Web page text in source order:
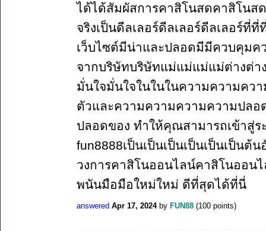
ได้ได้สัมผัสการคาสิโนสดคาสิโนส
จริงเป็นดีลเลอร์ดีลเลอร์ดีลเลอร์ที่
เว็บไซต์มีน่าและปลอดมีมีควบคุมค
จากบริษัทบริษัทแม่แม่แม่แม่ต่างต่า
มั่นใจมั่นใจในในในความความคว
ตัวและความความความความปล
ปลอดของ ทำให้คุณสามารถเข้าสู่ร
fun8888เป็นเป็นเป็นเป็นเป็นเป็น
วงการคาสิโนออนไลน์คาสิโนออน
พนันมือมือใหม่ใหม่ ดีที่สุดได้ที่นี่
answered Apr 17, 2024 by FUN88 (100 points)